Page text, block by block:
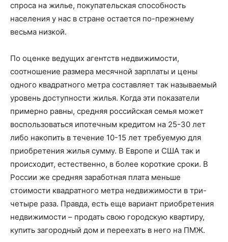
спроса на жилье, покупательская способность
населения у нас в стране остается по-прежнему
весьма низкой.
По оценке ведущих агентств недвижимости,
соотношение размера месячной зарплаты и цены
одного квадратного метра составляет так называемый
уровень доступности жилья. Когда эти показатели
примерно равны, средняя российская семья может
воспользоваться ипотечным кредитом на 25-30 лет
либо накопить в течение 10-15 лет требуемую для
приобретения жилья сумму. В Европе и США так и
происходит, естественно, в более короткие сроки. В
России же средняя заработная плата меньше
стоимости квадратного метра недвижимости в три-
четыре раза. Правда, есть еще вариант приобретения
недвижимости – продать свою городскую квартиру,
купить загородный дом и переехать в него на ПМЖ.